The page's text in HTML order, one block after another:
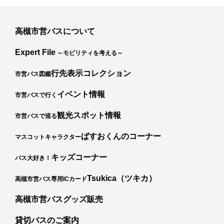
高槻市営バスについて
Expert File ～モビリティを考える～
市営バス図鑑行先表示コレクション
市営バスで行く イベント情報
市営バスで巡る観光スポット情報
マスコットキャラクターばすおくんのコーナー
バス大好き！ キッズコーナー
高槻市営バス専用ICカードTsukica（ツキカ）
高槻市営バスグッズ販売
貸切バスのご案内